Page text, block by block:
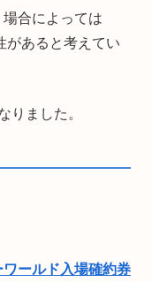
合によっては
があると考えてい
りました。
ールド入場確約券